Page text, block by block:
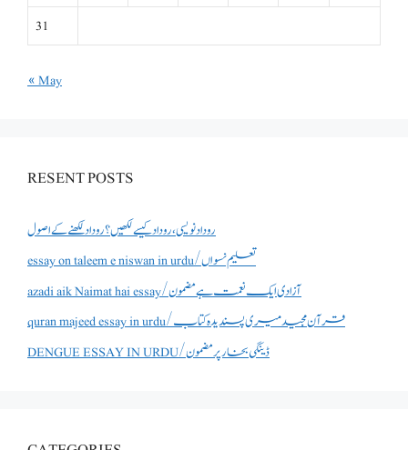
31
« May
RESENT POSTS
روداد نویسی ،روداد کیسے لکھیں؟ روداد لکھنے کے اصول
essay on taleem e niswan in urdu/تعلیم نسواں
azadi aik Naimat hai essay/آزادی ایک نعمت ہے مضمون
quran majeed essay in urdu/قرآن مجید میری پسندیدہ کتاب
DENGUE ESSAY IN URDU/ڈینگی بخار پر مضمون